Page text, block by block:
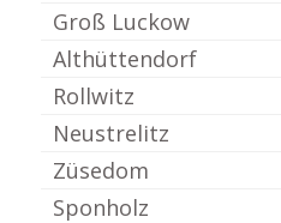
Groß Luckow
Althüttendorf
Rollwitz
Neustrelitz
Züsedom
Sponholz